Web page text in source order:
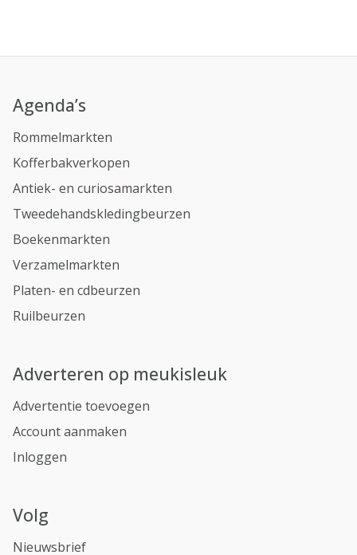
Agenda’s
Rommelmarkten
Kofferbakverkopen
Antiek- en curiosamarkten
Tweedehandskledingbeurzen
Boekenmarkten
Verzamelmarkten
Platen- en cdbeurzen
Ruilbeurzen
Adverteren op meukisleuk
Advertentie toevoegen
Account aanmaken
Inloggen
Volg
Nieuwsbrief